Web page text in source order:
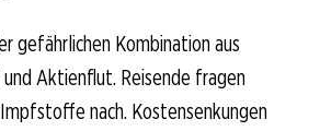
gefährlichen Kombination aus
Aktienflut. Reisende fragen
nach. Kostensenkungen